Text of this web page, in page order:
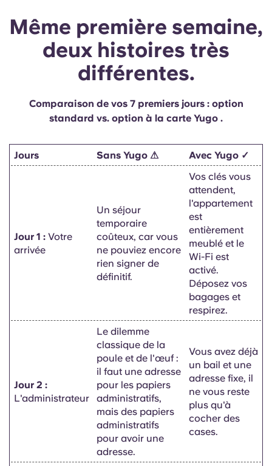
Même première semaine,
deux histoires très
différentes.
Comparaison de vos 7 premiers jours : option
standard vs. option à la carte Yugo .
Jours Sans Yugo ⚠ Avec Yugo ✓
Jour 1 : Votre
arrivée
Un séjour
temporaire
coûteux, car vous
ne pouviez encore
rien signer de
définitif.
Vos clés vous
attendent,
l'appartement
est
entièrement
meublé et le
Wi-Fi est
activé.
Déposez vos
bagages et
respirez.
Jour 2 :
L'administrateur
Le dilemme
classique de la
poule et de l'œuf :
il faut une adresse
pour les papiers
administratifs,
mais des papiers
administratifs
pour avoir une
adresse.
Vous avez déjà
un bail et une
adresse fixe, il
ne vous reste
plus qu'à
cocher des
cases.